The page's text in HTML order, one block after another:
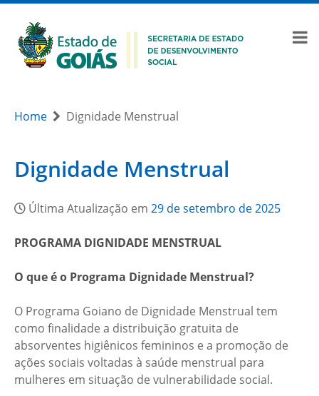
Home Dignidade Menstrual
Dignidade Menstrual
Última Atualização em 29 de setembro de 2025
PROGRAMA DIGNIDADE MENSTRUAL
O que é o Programa Dignidade Menstrual?
O Programa Goiano de Dignidade Menstrual tem
como finalidade a distribuição gratuita de
absorventes higiênicos femininos e a promoção de
ações sociais voltadas à saúde menstrual para
mulheres em situação de vulnerabilidade social.